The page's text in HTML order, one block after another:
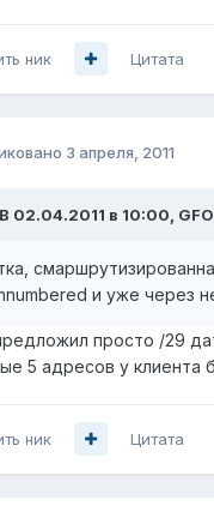
ник Цитата
3 апреля, 2011
В 02.04.2011 в 10:00,
и уже через
просто /29
5 адресов у клиента
ник Цитата